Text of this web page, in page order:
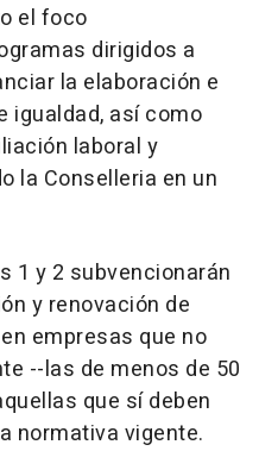
el foco
dirigidos a
la elaboración e
igualdad, así como
laboral y
la Conselleria en un
1 y 2 subvencionarán
y renovación de
empresas que no
--las de menos de 50
que sí deben
normativa vigente.